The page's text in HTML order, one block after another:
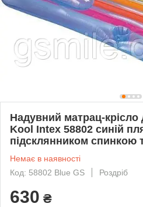
Надувний матрац-
Kool Intex 58802 синій
підсклянником спинкою
Немає в наявності
Код: 58802 Blue GS
Роздріб
630 ₴